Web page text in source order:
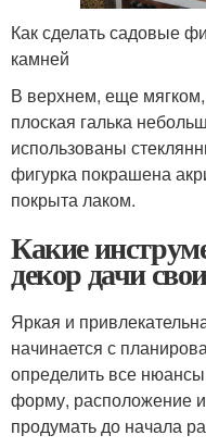
Как сделать садовые
камней
В верхнем, еще
плоская галька
использованы
фигурка покрашена
покрыта лаком.
Какие
декор дачи
Яркая и
начинается с
определить все
форму, расположение и
продумать до начала